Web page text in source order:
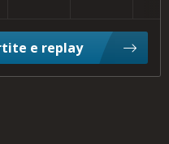
e replay